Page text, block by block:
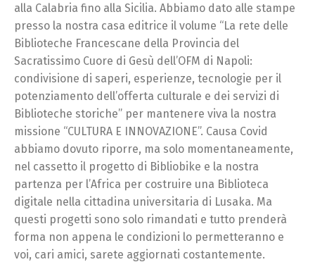
alla Calabria fino alla Sicilia. Abbiamo dato alle stampe
presso la nostra casa editrice il volume “La rete delle
Biblioteche Francescane della Provincia del
Sacratissimo Cuore di Gesù dell’OFM di Napoli:
condivisione di saperi, esperienze, tecnologie per il
potenziamento dell’offerta culturale e dei servizi di
Biblioteche storiche” per mantenere viva la nostra
missione “CULTURA E INNOVAZIONE”. Causa Covid
abbiamo dovuto riporre, ma solo momentaneamente,
nel cassetto il progetto di Bibliobike e la nostra
partenza per l’Africa per costruire una Biblioteca
digitale nella cittadina universitaria di Lusaka. Ma
questi progetti sono solo rimandati e tutto prenderà
forma non appena le condizioni lo permetteranno e
voi, cari amici, sarete aggiornati costantemente.